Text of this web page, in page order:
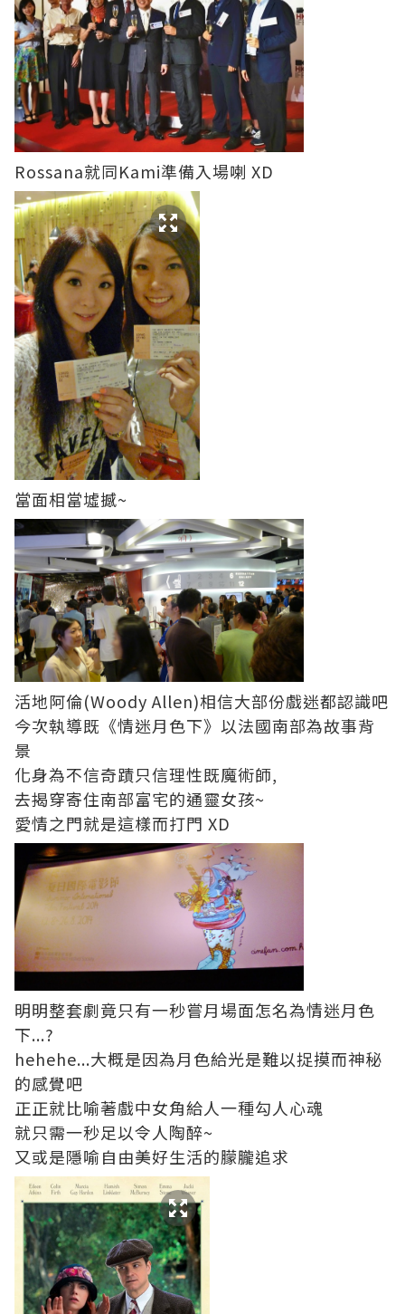
Rossana就同Kami準備入場喇 XD
當面相當墟撼~
活地阿倫(Woody Allen)相信大部份戲迷都認識吧
今次執導既《情迷月色下》以法國南部為故事背
景
化身為不信奇蹟只信理性既魔術師,
去揭穿寄住南部富宅的通靈女孩~
愛情之門就是這樣而打門 XD
明明整套劇竟只有一秒嘗月場面怎名為情迷月色
下...?
hehehe...大概是因為月色給光是難以捉摸而神秘
的感覺吧
正正就比喻著戲中女角給人一種勾人心魂
就只需一秒足以令人陶醉~
又或是隱喻自由美好生活的朦朧追求